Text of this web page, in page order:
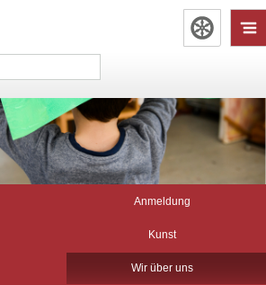
Anmeldung
Kunst
Wir über uns